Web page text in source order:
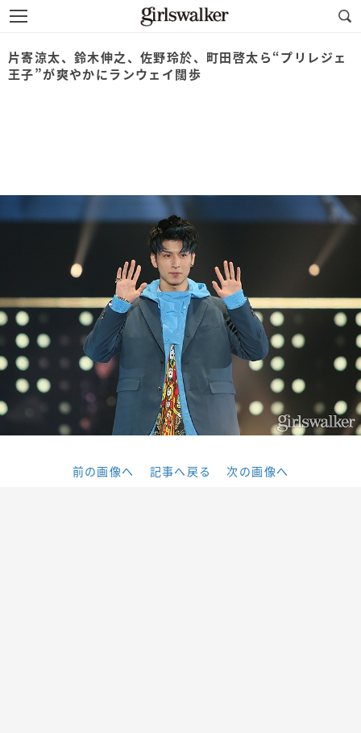
片寄涼太、鈴木伸之、佐野玲於、町田啓太ら“プリレジェ
王子”が爽やかにランウェイ闊歩
前の画像へ 記事へ戻る 次の画像へ